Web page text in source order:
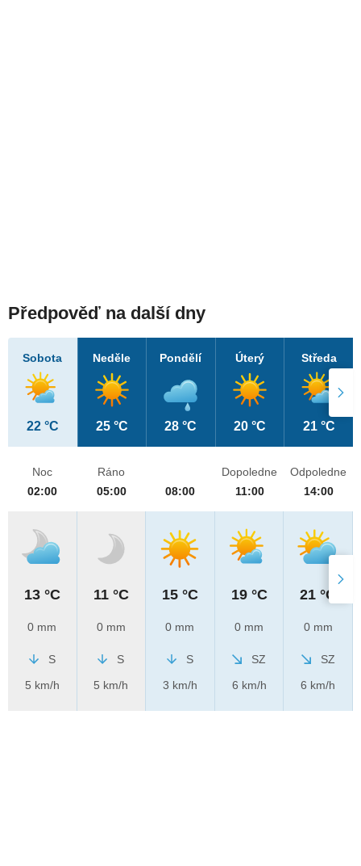
Předpověď na další dny
Sobota
22 °C
Neděle
25 °C
Pondělí
28 °C
Úterý
20 °C
Středa
21 °C
Noc
02:00
13 °C
0 mm
S
5 km/h
Ráno
05:00
11 °C
0 mm
S
5 km/h
08:00
15 °C
0 mm
S
3 km/h
Dopoledne
11:00
19 °C
0 mm
SZ
6 km/h
Odpoledne
14:00
21 °C
0 mm
SZ
6 km/h